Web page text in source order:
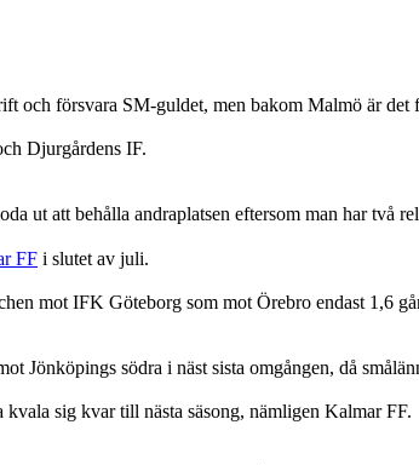
och försvara SM-guldet, men bakom Malmö är det
Djurgårdens IF.
ut att behålla andraplatsen eftersom man har två
FF i slutet av juli.
mot IFK Göteborg som mot Örebro endast 1,6
Jönköpings södra i näst sista omgången, då
sig kvar till nästa säsong, nämligen Kalmar FF.